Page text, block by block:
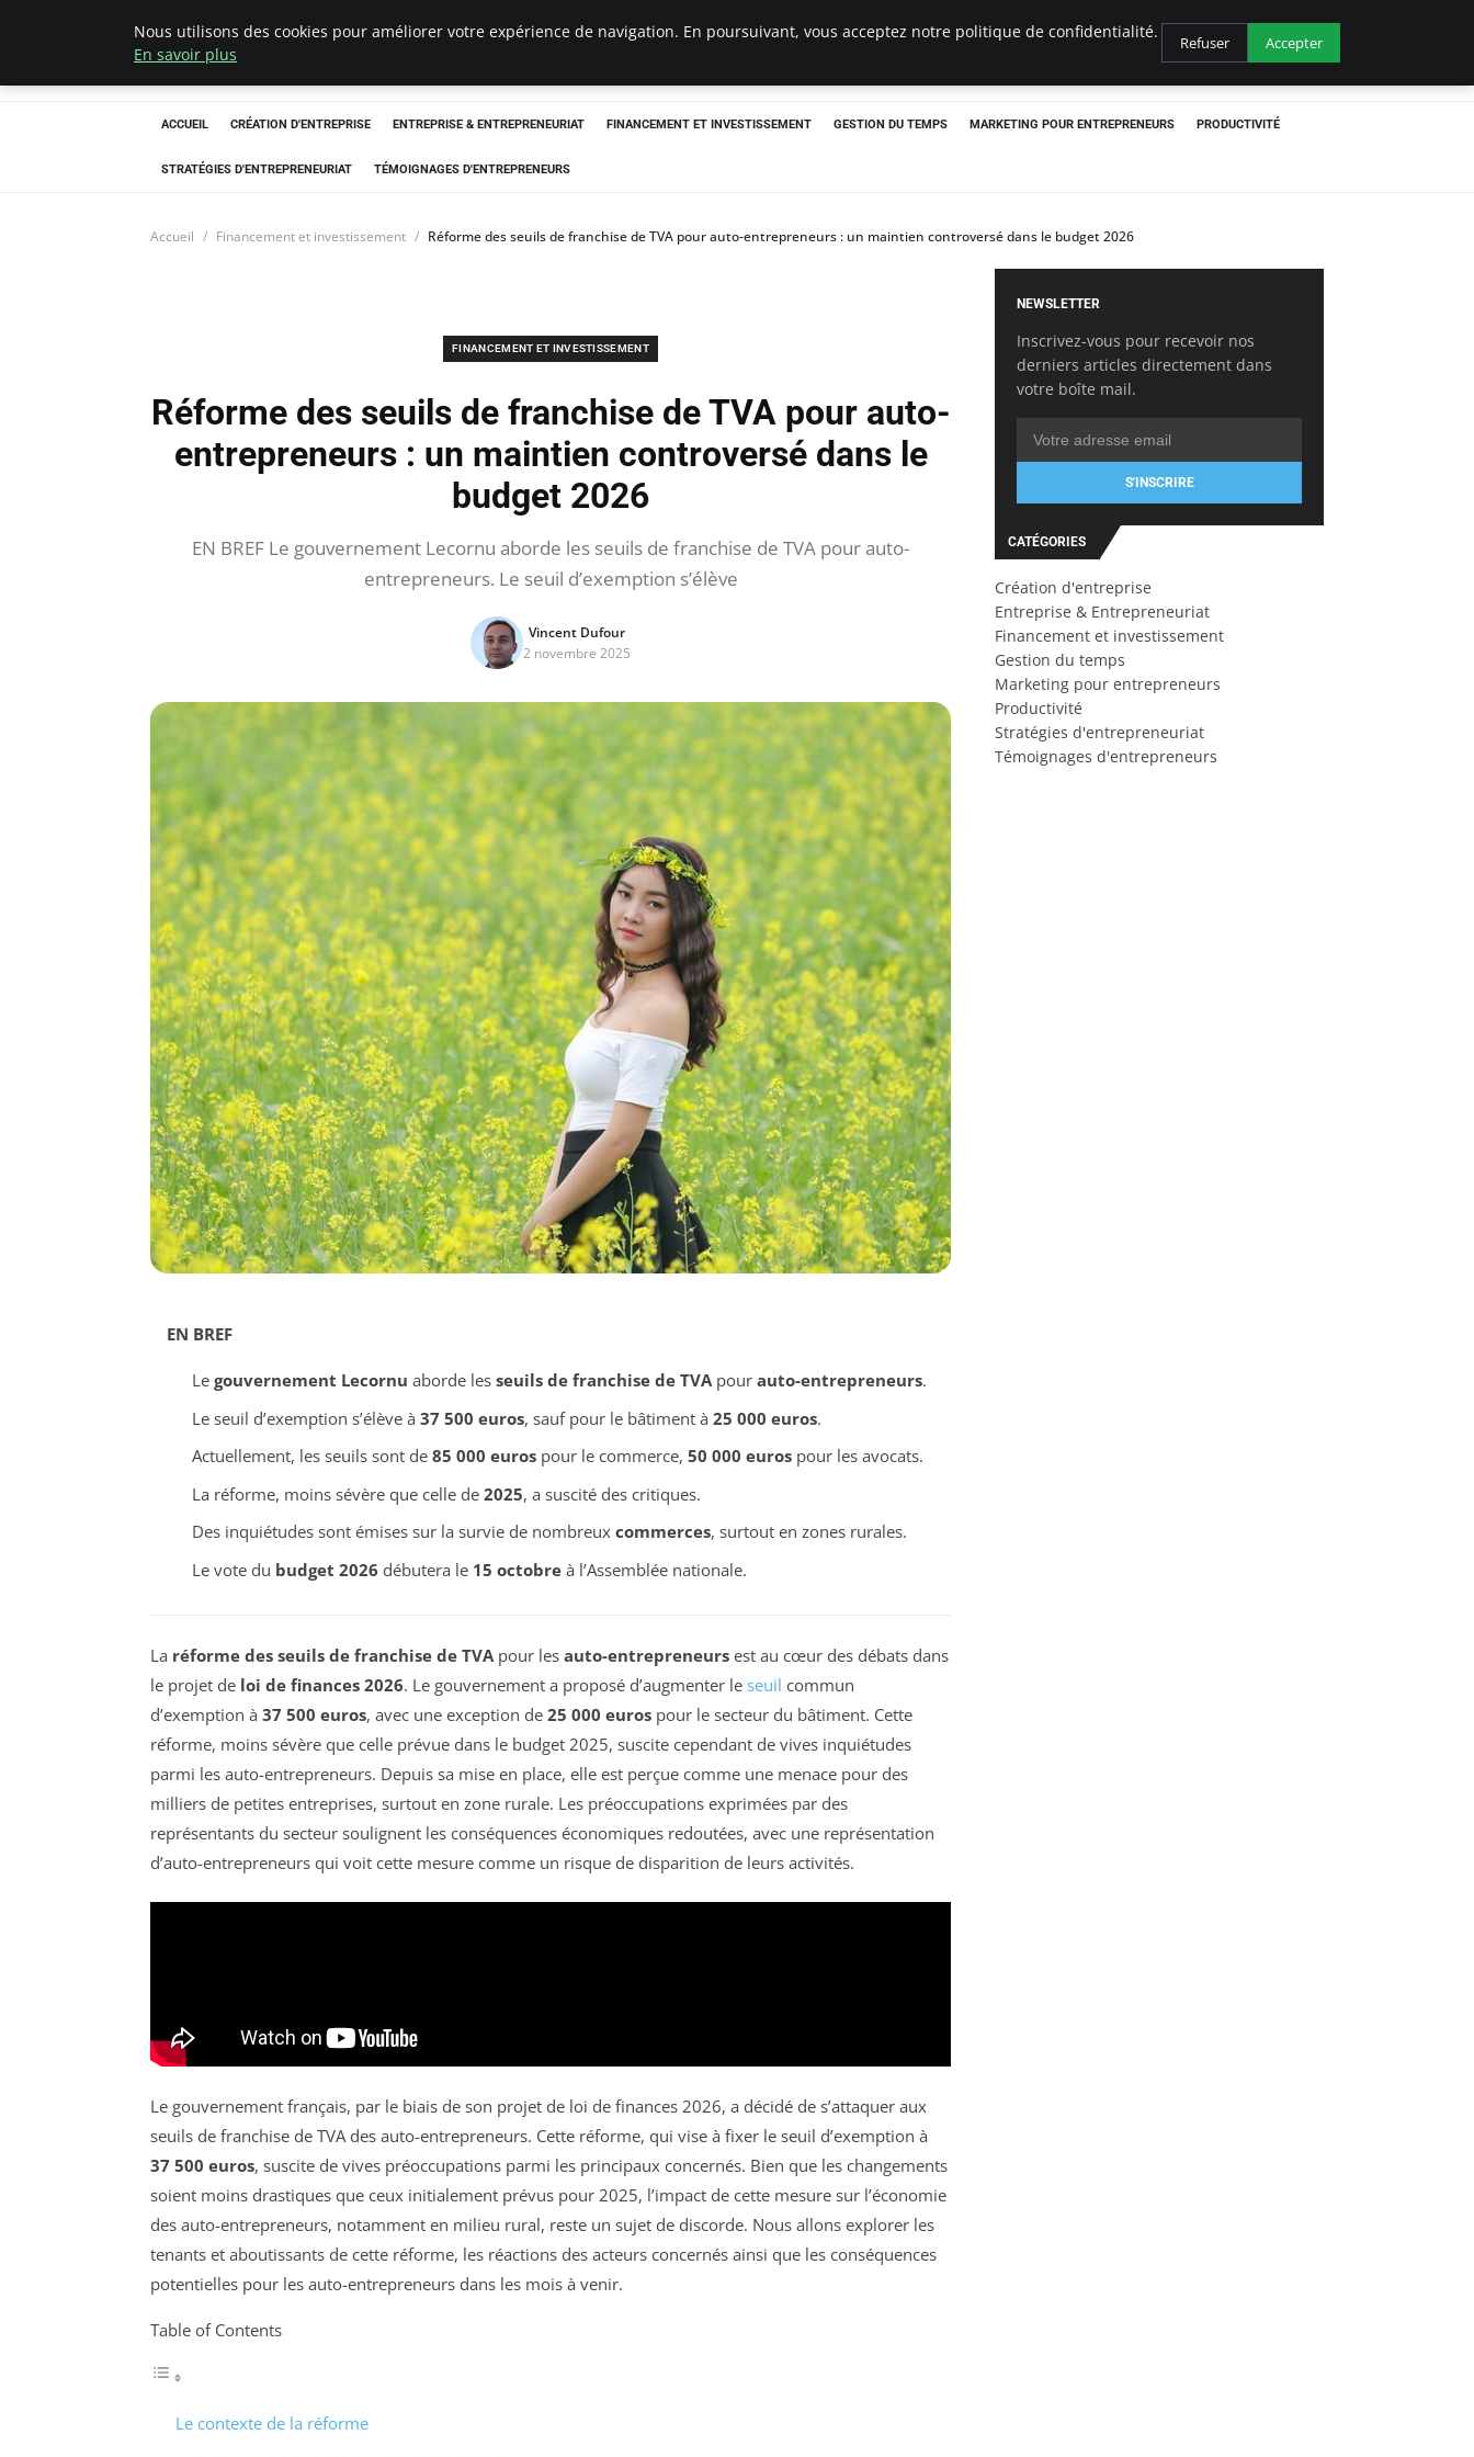
LECFCM
ACCUEIL CRÉATION D'ENTREPRISE ENTREPRISE & ENTREPRENEURIAT FINANCEMENT ET INVESTISSEMENT GESTION DU TEMPS MARKETING POUR ENTREPRENEURS PRODUCTIVITÉ
STRATÉGIES D'ENTREPRENEURIAT TÉMOIGNAGES D'ENTREPRENEURS
Accueil Financement et investissement Réforme des seuils de franchise de TVA pour auto-entrepreneurs : un maintien controversé dans le budget 2026
FINANCEMENT ET INVESTISSEMENT
Réforme des seuils de franchise de TVA pour auto-
entrepreneurs : un maintien controversé dans le
budget 2026
EN BREF Le gouvernement Lecornu aborde les seuils de franchise de TVA pour auto-
entrepreneurs. Le seuil d’exemption s’élève
Vincent Dufour
2 novembre 2025
EN BREF
Le gouvernement Lecornu aborde les seuils de franchise de TVApour auto-entrepreneurs.
Le seuil d’exemption s’élève à 37 500 euros, sauf pour le bâtiment à 25 000 euros.
Actuellement, les seuils sont de 85 000 eurospour le commerce, 50 000 eurospour les avocats.
La réforme, moins sévère que celle de 2025, a suscité des critiques.
Des inquiétudes sont émises sur la survie de nombreux commerces, surtout en zones rurales.
Le vote du budget 2026 débutera le 15 octobreà l’Assemblée nationale.
La réforme des seuils de franchise de TVA pour les auto-entrepreneurs est au cœur des débats dans
le projet de loi de finances 2026. Le gouvernement a proposé d’augmenter le seuil commun
d’exemption à 37 500 euros, avec une exception de 25 000 euros pour le secteur du bâtiment. Cette
réforme, moins sévère que celle prévue dans le budget 2025, suscite cependant de vives inquiétudes
parmi les auto-entrepreneurs. Depuis sa mise en place, elle est perçue comme une menace pour des
milliers de petites entreprises, surtout en zone rurale. Les préoccupations exprimées par des
représentants du secteur soulignent les conséquences économiques redoutées, avec une représentation
d’auto-entrepreneurs qui voit cette mesure comme un risque de disparition de leurs activités.
Le gouvernement français, par le biais de son projet de loi de finances 2026, a décidé de s’attaquer aux
seuils de franchise de TVA des auto-entrepreneurs. Cette réforme, qui vise à fixer le seuil d’exemption à
37 500 euros, suscite de vives préoccupations parmi les principaux concernés. Bien que les changements
soient moins drastiques que ceux initialement prévus pour 2025, l’impact de cette mesure sur l’économie
des auto-entrepreneurs, notamment en milieu rural, reste un sujet de discorde. Nous allons explorer les
tenants et aboutissants de cette réforme, les réactions des acteurs concernés ainsi que les conséquences
potentielles pour les auto-entrepreneurs dans les mois à venir.
Table of Contents
Le contexte de la réforme
NEWSLETTER
Inscrivez-vous pour recevoir nos
derniers articles directement dans
votre boîte mail.
S'INSCRIRE
CATÉGORIES
Création d'entreprise
Entreprise & Entrepreneuriat
Financement et investissement
Gestion du temps
Marketing pour entrepreneurs
Productivité
Stratégies d'entrepreneuriat
Témoignages d'entrepreneurs
Nous utilisons des cookies pour améliorer votre expérience de navigation. En poursuivant, vous acceptez notre politique de confidentialité.
En savoir plus
Refuser Accepter